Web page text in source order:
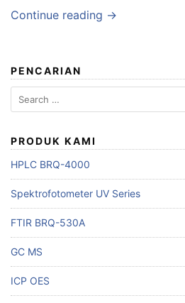
Continue reading →
PENCARIAN
Search
for:
PRODUK KAMI
HPLC BRQ-4000
Spektrofotometer UV Series
FTIR BRQ-530A
GC MS
ICP OES